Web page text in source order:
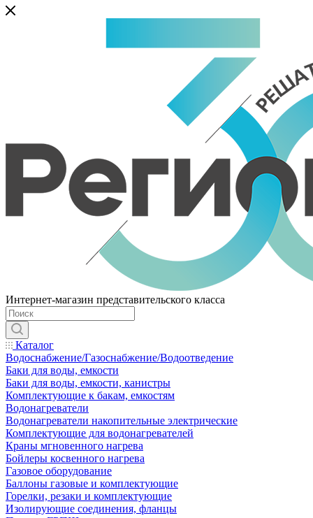
Интернет-магазин представительского класса
Каталог
Водоснабжение/Газоснабжение/Водоотведение
Баки для воды, емкости
Баки для воды, емкости, канистры
Комплектующие к бакам, емкостям
Водонагреватели
Водонагреватели накопительные электрические
Комплектующие для водонагревателей
Краны мгновенного нагрева
Бойлеры косвенного нагрева
Газовое оборудование
Баллоны газовые и комплектующие
Горелки, резаки и комплектующие
Изолирующие соединения, фланцы